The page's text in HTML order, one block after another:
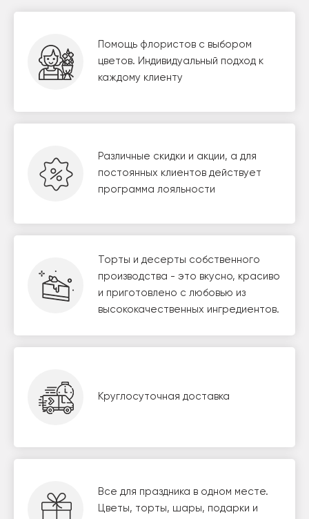
Помощь флористов с выбором
цветов. Индивидуальный подход к
каждому клиенту
Различные скидки и акции, а для
постоянных клиентов действует
программа лояльности
Торты и десерты собственного
производства - это вкусно, красиво
и приготовлено с любовью из
высококачественных ингредиентов.
Круглосуточная доставка
Все для праздника в одном месте.
Цветы, торты, шары, подарки и